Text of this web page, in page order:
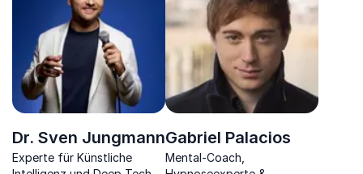
Zukunft.
Dr. Sven Jungmann
Experte für Künstliche
Gabriel Palacios
Mental-Coach,